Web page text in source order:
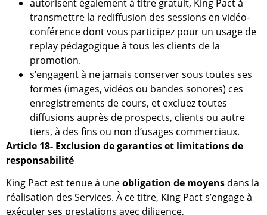
autorisent également à titre gratuit, King Pact à
transmettre la rediffusion des sessions en vidéo-
conférence dont vous participez pour un usage de
replay pédagogique à tous les clients de la
promotion.
s’engagent à ne jamais conserver sous toutes ses
formes (images, vidéos ou bandes sonores) ces
enregistrements de cours, et excluez toutes
diffusions auprès de prospects, clients ou autre
tiers, à des fins ou non d’usages commerciaux.
Article 18- Exclusion de garanties et limitations de
responsabilité
King Pact est tenue à uneobligation de moyens dans la
réalisation des Services. À ce titre, King Pact s’engage à
exécuter ses prestations avec diligence,